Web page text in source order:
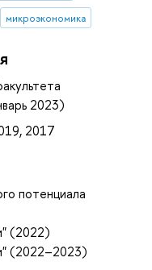
микроэкономика
2023)
2017
потенциала
(2022)
(2022–2023)